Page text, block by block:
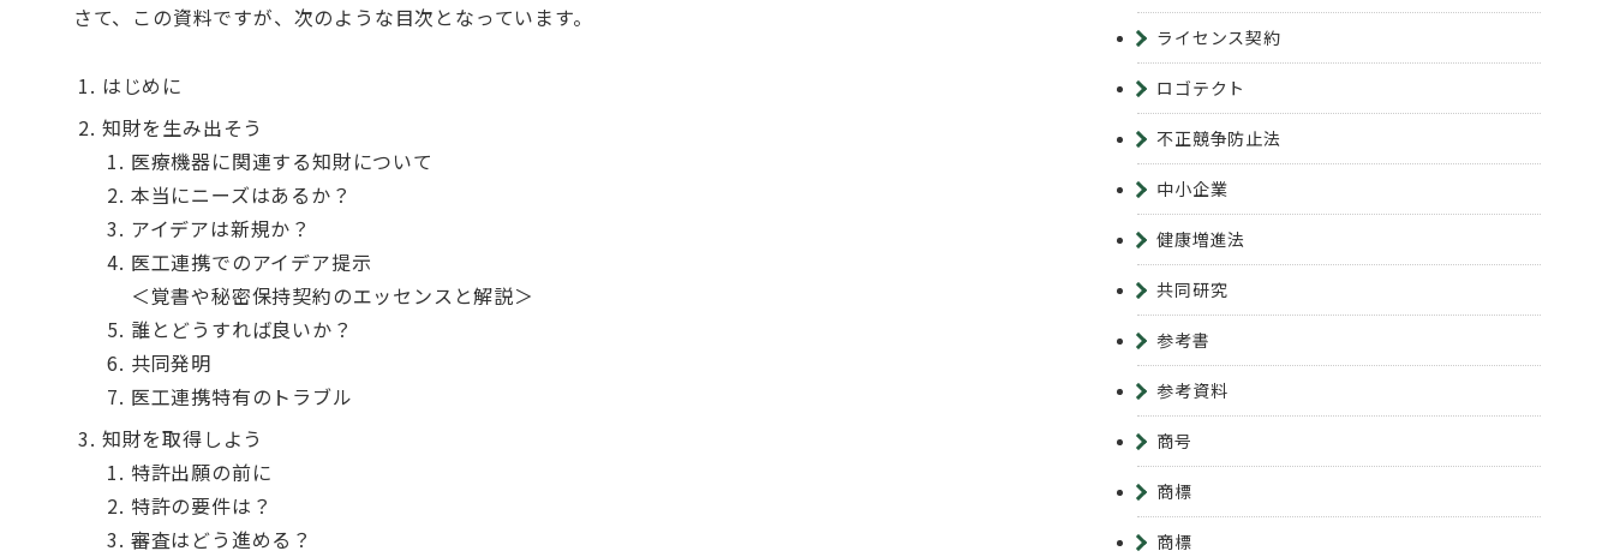
さて、この資料ですが、次のような目次となっています。
はじめに
知財を生み出そう
医療機器に関連する知財について
本当にニーズはあるか？
アイデアは新規か？
医工連携でのアイデア提示
＜覚書や秘密保持契約のエッセンスと解説＞
誰とどうすれば良いか？
共同発明
医工連携特有のトラブル
知財を取得しよう
特許出願の前に
特許の要件は？
審査はどう進める？
ライセンス契約
ロゴテクト
不正競争防止法
中小企業
健康増進法
共同研究
参考書
参考資料
商号
商標
商標